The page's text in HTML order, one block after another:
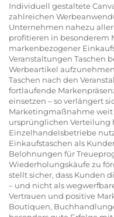
Individuell gestaltete
zahlreichen
Unternehmen nahezu
profitieren in besonderem
markenbezogener
Veranstaltungen Taschen
Werbeartikel
Taschen nach den
fortlaufende
einsetzen – so verlängert
Marketingmaßnahme
ursprünglichen Verteilung
Einzelhandelsbetriebe
Einkaufstaschen als
Belohnungen für
Wiederholungskäufe zu
stellt sicher, dass Kunden
– und nicht als
Vertrauen und positive
Boutiquen,